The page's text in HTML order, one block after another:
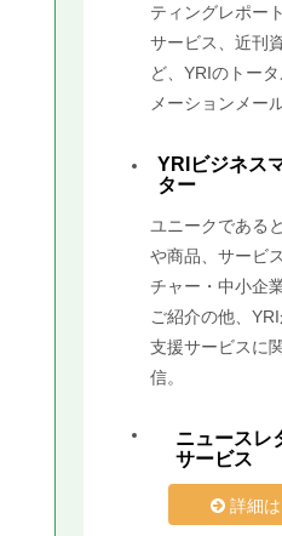
ティングレポー
サービス、近刊
ど、YRIのトー
メーションメー
YRIビジネス
ター
ユニークである
や商品、サービ
チャー・中小企
ご紹介の他、
支援サービスに
信。
ニュースレ
サービス
詳細